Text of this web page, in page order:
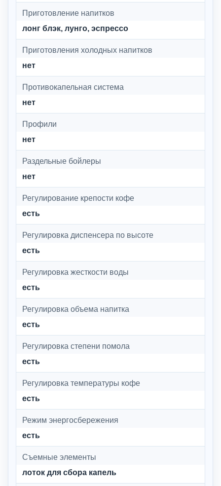
Приготовление напитков
лонг блэк, лунго, эспрессо
Приготовления холодных напитков
нет
Противокапельная система
нет
Профили
нет
Раздельные бойлеры
нет
Регулирование крепости кофе
есть
Регулировка диспенсера по высоте
есть
Регулировка жесткости воды
есть
Регулировка объема напитка
есть
Регулировка степени помола
есть
Регулировка температуры кофе
есть
Режим энергосбережения
есть
Съемные элементы
лоток для сбора капель